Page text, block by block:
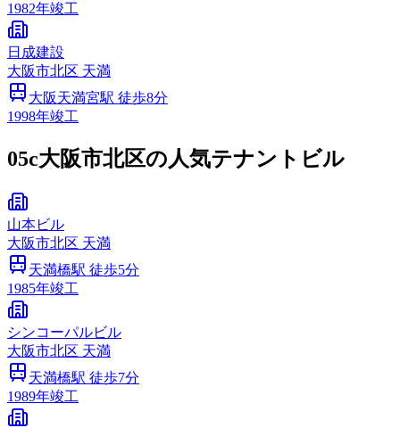
1982年竣工
日成建設
大阪市北区 天満
大阪天満宮駅 徒歩8分
1998年竣工
05c大阪市北区の人気テナントビル
山本ビル
大阪市北区 天満
天満橋駅 徒歩5分
1985年竣工
シンコーパルビル
大阪市北区 天満
天満橋駅 徒歩7分
1989年竣工